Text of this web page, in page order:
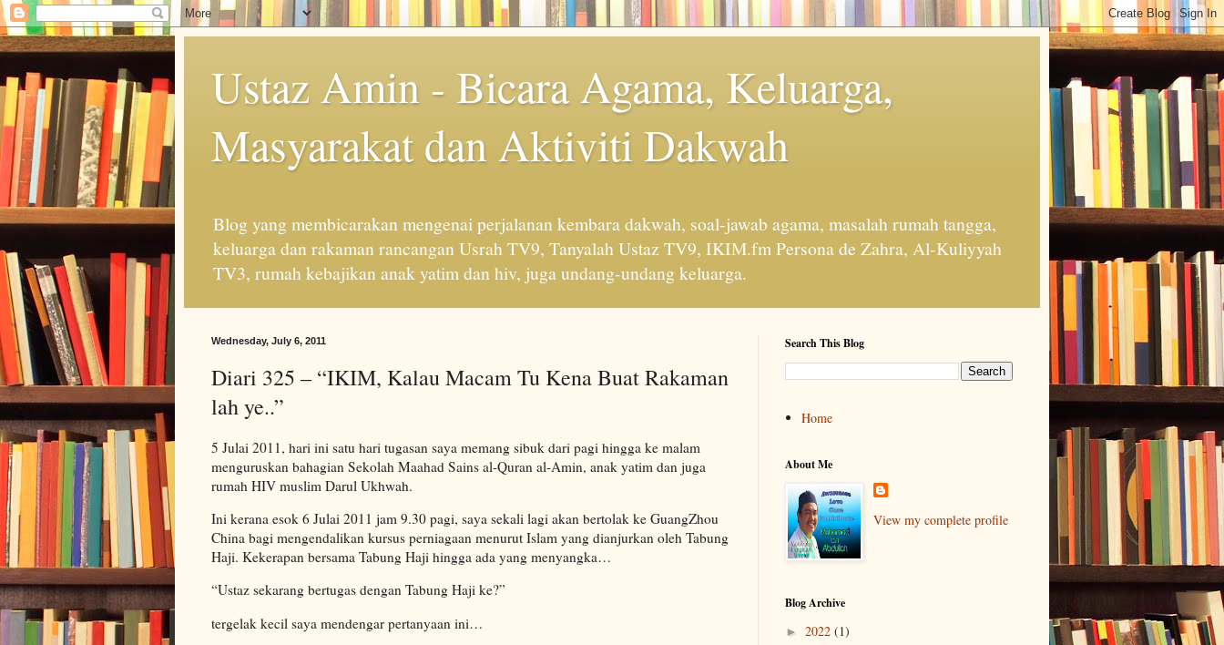
Ustaz Amin - Bicara Agama, Keluarga,
Masyarakat dan Aktiviti Dakwah
Blog yang membicarakan mengenai perjalanan kembara dakwah, soal-jawab agama, masalah rumah tangga,
keluarga dan rakaman rancangan Usrah TV9, Tanyalah Ustaz TV9, IKIM.fm Persona de Zahra, Al-Kuliyyah
TV3, rumah kebajikan anak yatim dan hiv, juga undang-undang keluarga.
Wednesday, July 6, 2011
Diari 325 – “IKIM, Kalau Macam Tu Kena Buat Rakaman
lah ye..”
5 Julai 2011, hari ini satu hari tugasan saya memang sibuk dari pagi hingga ke malam
menguruskan bahagian Sekolah Maahad Sains al-Quran al-Amin, anak yatim dan juga
rumah HIV muslim Darul Ukhwah.
Ini kerana esok 6 Julai 2011 jam 9.30 pagi, saya sekali lagi akan bertolak ke GuangZhou
China bagi mengendalikan kursus perniagaan menurut Islam yang dianjurkan oleh Tabung
Haji. Kekerapan bersama Tabung Haji hingga ada yang menyangka…
“Ustaz sekarang bertugas dengan Tabung Haji ke?”
tergelak kecil saya mendengar pertanyaan ini…
Search This Blog
Home
About Me
View my complete profile
Blog Archive
► 2022 (1)